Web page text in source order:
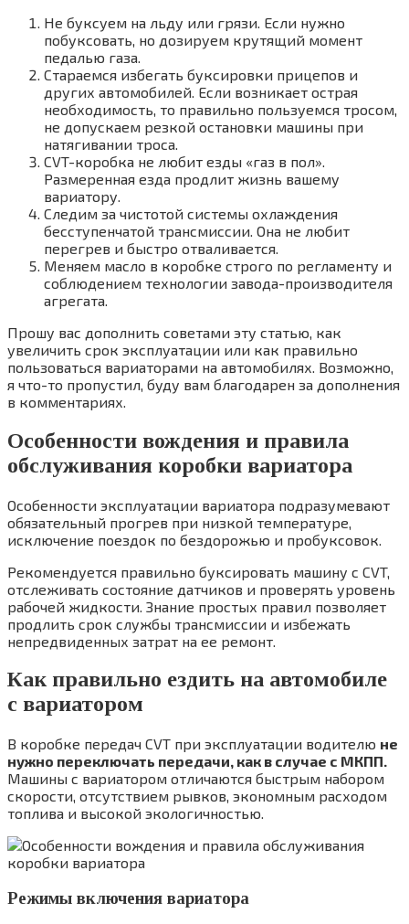
Не буксуем на льду или грязи. Если нужно
побуксовать, но дозируем крутящий момент
педалью газа.
Стараемся избегать буксировки прицепов и
других автомобилей. Если возникает острая
необходимость, то правильно пользуемся тросом,
не допускаем резкой остановки машины при
натягивании троса.
CVT-коробка не любит езды «газ в пол».
Размеренная езда продлит жизнь вашему
вариатору.
Следим за чистотой системы охлаждения
бесступенчатой трансмиссии. Она не любит
перегрев и быстро отваливается.
Меняем масло в коробке строго по регламенту и
соблюдением технологии завода-производителя
агрегата.
Прошу вас дополнить советами эту статью, как
увеличить срок эксплуатации или как правильно
пользоваться вариаторами на автомобилях. Возможно,
я что-то пропустил, буду вам благодарен за дополнения
в комментариях.
Особенности вождения и правила
обслуживания коробки вариатора
Особенности эксплуатации вариатора подразумевают
обязательный прогрев при низкой температуре,
исключение поездок по бездорожью и пробуксовок.
Рекомендуется правильно буксировать машину с CVT,
отслеживать состояние датчиков и проверять уровень
рабочей жидкости. Знание простых правил позволяет
продлить срок службы трансмиссии и избежать
непредвиденных затрат на ее ремонт.
Как правильно ездить на автомобиле
с вариатором
В коробке передач CVT при эксплуатации водителю не
нужно переключать передачи, как в случае с МКПП.
Машины с вариатором отличаются быстрым набором
скорости, отсутствием рывков, экономным расходом
топлива и высокой экологичностью.
Режимы включения вариатора